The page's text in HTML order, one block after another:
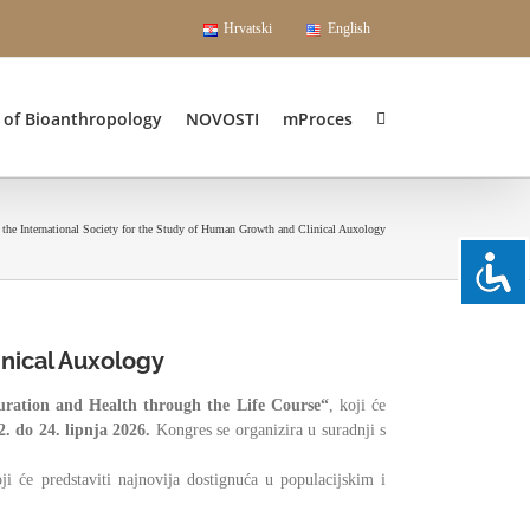
Hrvatski English
of Bioanthropology NOVOSTI mProces
the International Society for the Study of Human Growth and Clinical Auxology
Auxology
and Health through the Life Course“, koji će
do 24. lipnja 2026. Kongres se organizira u suradnji s
će predstaviti najnovija dostignuća u populacijskim i